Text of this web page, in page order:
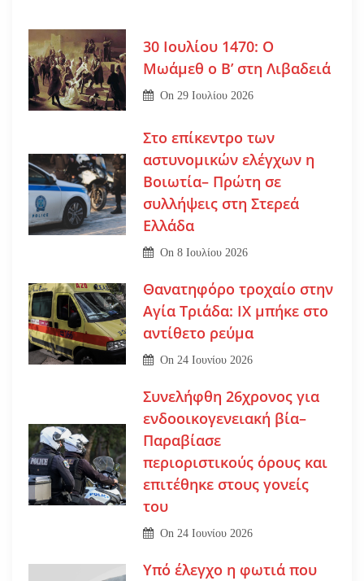
30 Ιουλίου 1470: Ο
Μωάμεθ ο Β’ στη Λιβαδειά
On 29 Ιουλίου 2026
Στο επίκεντρο των
αστυνομικών ελέγχων η
Βοιωτία– Πρώτη σε
συλλήψεις στη Στερεά
Ελλάδα
On8 Ιουλίου 2026
Θανατηφόρο τροχαίο στην
Αγία Τριάδα: ΙΧ μπήκε στο
αντίθετο ρεύμα
On24 Ιουνίου 2026
Συνελήφθη 26χρονος για
ενδοοικογενειακή βία–
Παραβίασε
περιοριστικούς όρους και
επιτέθηκε στους γονείς
του
On24 Ιουνίου 2026
Υπό έλεγχο η φωτιά που